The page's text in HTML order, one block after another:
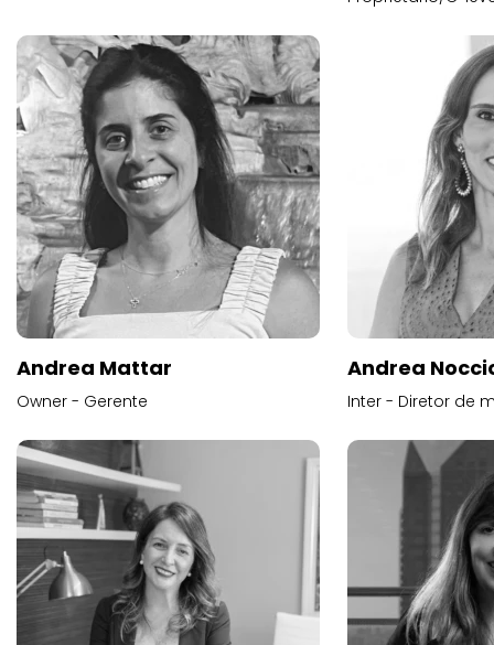
Andrea Mattar
Owner - Gerente
Andrea
Inter - Diretor de